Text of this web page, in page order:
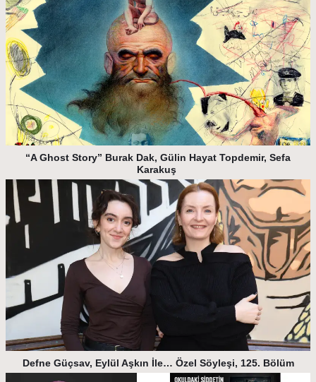
“A Ghost Story” Burak Dak, Gülin Hayat Topdemir, Sefa
Karakuş
Defne Güçsav, Eylül Aşkın İle… Özel Söyleşi, 125. Bölüm